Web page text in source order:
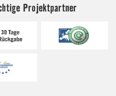
Projektpartner